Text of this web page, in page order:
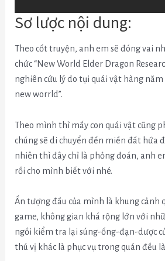
Sơ lược nội dung:
Theo cốt truyện, anh em sẽ đóng vai
chức “New World Elder Dragon
nghiên cứu lý do tụi quái vật hàng năm
new worrld”.
Theo mình thì mấy con quái vật cũng
chúng sẽ di chuyển đến miền đất hứa
nhiên thì đây chỉ là phỏng đoán, anh
rồi cho mình biết với nhé.
Ấn tượng đầu của mình là khung cảnh
game, không gian khá rộng lớn với
ngồi kiểm tra lại súng-ống-đạn-dược
thú vị khác là phục vụ trong quán đều